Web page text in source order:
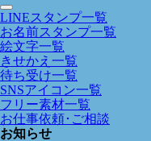
LINEスタンプ一覧
お名前スタンプ一覧
絵文字一覧
きせかえ一覧
待ち受け一覧
SNSアイコン一覧
フリー素材一覧
お仕事依頼･ご相談
お知らせ